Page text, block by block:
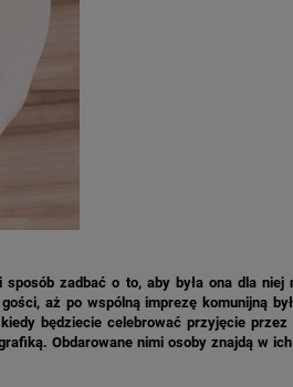
zadbać o to, aby była ona dla
aż po wspólną imprezę komunijną
będziecie celebrować przyjęcie
Obdarowane nimi osoby znajdą w